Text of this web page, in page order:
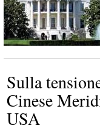
Sulla
Cinese
USA